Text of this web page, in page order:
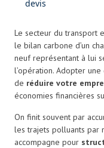
devis
Le secteur du transport
le bilan carbone d’un
neuf représentant à lui
l’opération. Adopter
de réduire votre
économies financières
On finit souvent par
les trajets polluants par
accompagne pour